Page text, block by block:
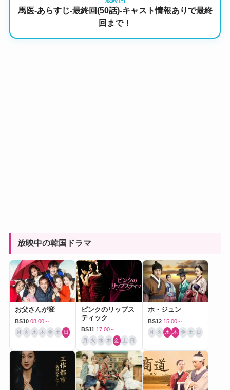
馬医-あらすじ-最終回(50話)-キャスト情報ありで最終
回まで！
放映中の韓国ドラマ
お父さんが変
BS10 08:00～
月 火 水 木 金 土 日
ピンクのリップス
ティック
BS11 17:00～
月 火 水 木 金 土 日
ホ・ジュン
BS12 15:00～
月 火 水 木 金 土 日